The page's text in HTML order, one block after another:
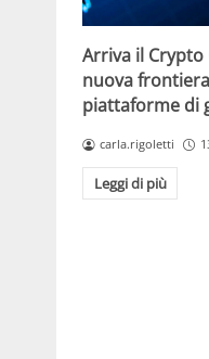
Arriva il Crypto
nuova
piattaforme di
carla.rigoletti
Leggi di più